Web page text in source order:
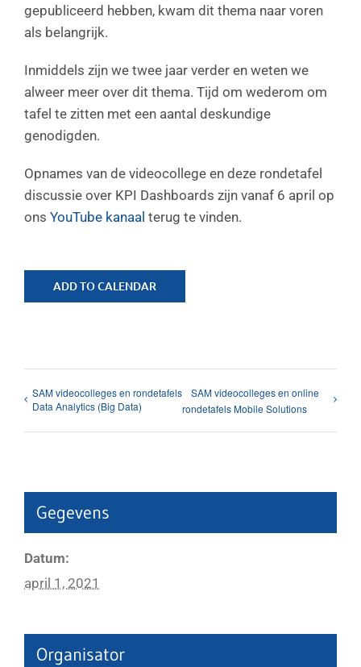
gepubliceerd hebben, kwam dit thema naar voren
als belangrijk.
Inmiddels zijn we twee jaar verder en weten we
alweer meer over dit thema. Tijd om wederom om
tafel te zitten met een aantal deskundige
genodigden.
Opnames van de videocollege en deze rondetafel
discussie over KPI Dashboards zijn vanaf 6 april op
ons YouTube kanaal terug te vinden.
ADD TO CALENDAR
SAM videocolleges en rondetafels
Data Analytics (Big Data)
SAM videocolleges en online
rondetafels Mobile Solutions
Gegevens
Datum:
april 1, 2021
Organisator